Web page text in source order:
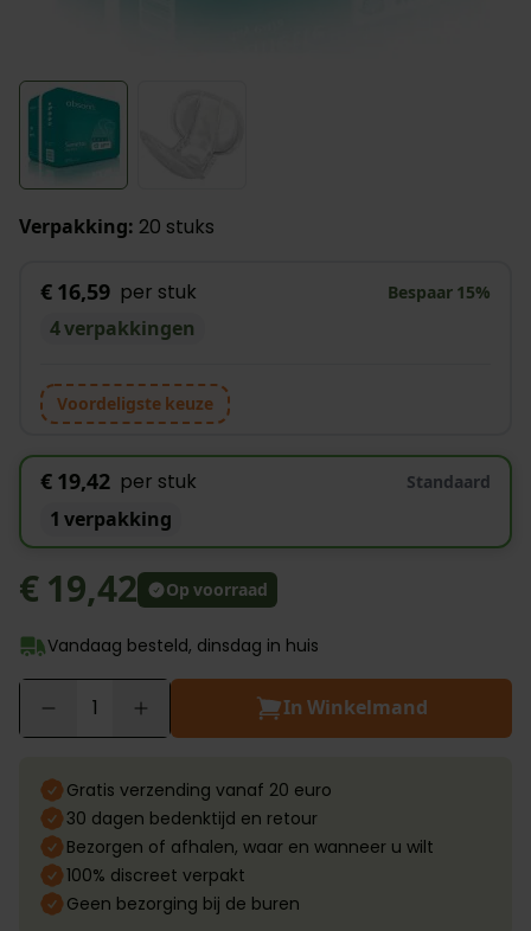
View larger image
Verpakking: 20 stuks
€ 16,59 per stuk Bespaar 15%
4 verpakkingen
Voordeligste keuze
€ 19,42 per stuk Standaard
1 verpakking
€ 19,42 Op voorraad
Vandaag besteld, dinsdag in huis
In Winkelmand
Gratis verzending vanaf 20 euro
30 dagen bedenktijd en retour
Bezorgen of afhalen, waar en wanneer u wilt
100% discreet verpakt
Geen bezorging bij de buren